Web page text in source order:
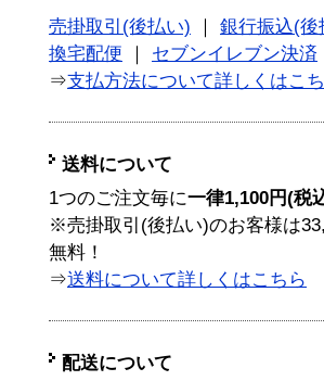
売掛取引(後払い)
銀行振込(後
換宅配便
セブンイレブン決済
⇒支払方法について詳しくはこ
送料について
1つのご注文毎に一律1,100円(税
※売掛取引(後払い)のお客様は
無料！
⇒送料について詳しくはこちら
配送について